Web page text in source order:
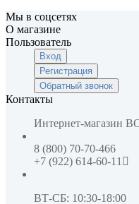
Мы в соцсетях
О магазине
Пользователь
Вход
Регистрация
Обратный звонок
Контакты
Интернет-магазин
8 (800) 70-70-466
+7 (922) 614-60-11
ВТ-СБ: 10:30-18:00